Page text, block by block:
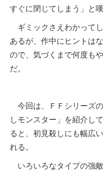
すぐに閉じてしまう」と
ギミックさえわかって
あるが、作中にヒントは
ので、気づくまで何度も
だ。
今回は、ＦＦシリーズ
しモンスター」を紹介し
ると、初見殺しにも幅広
れる。
いろいろなタイプの強